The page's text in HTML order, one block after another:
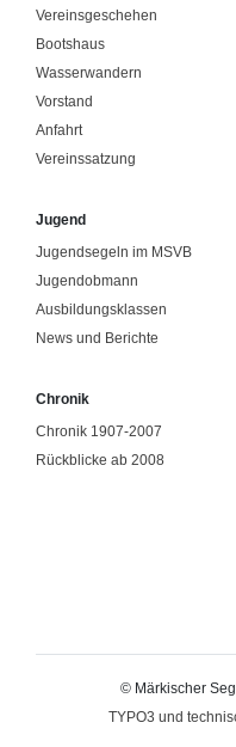
Vereinsgeschehen
Bootshaus
Wasserwandern
Vorstand
Anfahrt
Vereinssatzung
Jugend
Jugendsegeln im MSVB
Jugendobmann
Ausbildungsklassen
News und Berichte
Chronik
Chronik 1907-2007
Rückblicke ab 2008
© Märkischer
TYPO3 und